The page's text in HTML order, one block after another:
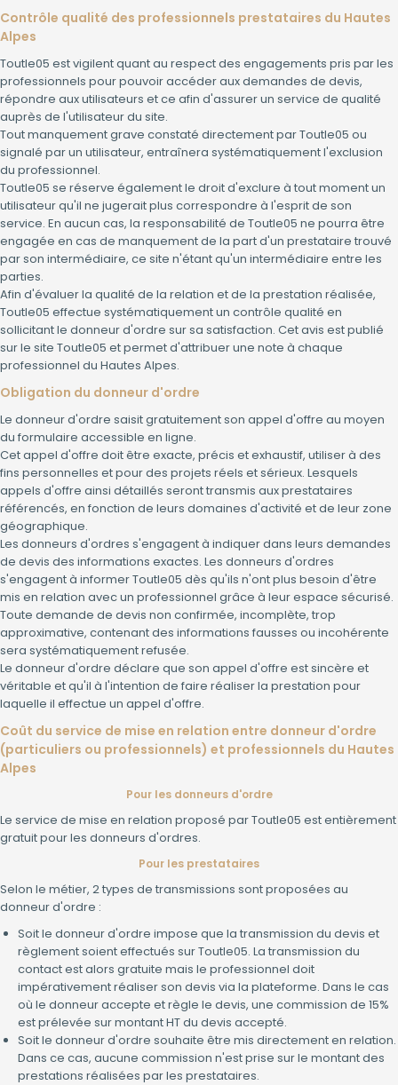
Contrôle qualité des professionnels prestataires du Hautes
Alpes
Toutle05 est vigilent quant au respect des engagements pris par les
professionnels pour pouvoir accéder aux demandes de devis,
répondre aux utilisateurs et ce afin d'assurer un service de qualité
auprès de l'utilisateur du site.
Tout manquement grave constaté directement par Toutle05 ou
signalé par un utilisateur, entraînera systématiquement l'exclusion
du professionnel.
Toutle05 se réserve également le droit d'exclure à tout moment un
utilisateur qu'il ne jugerait plus correspondre à l'esprit de son
service. En aucun cas, la responsabilité de Toutle05 ne pourra être
engagée en cas de manquement de la part d'un prestataire trouvé
par son intermédiaire, ce site n'étant qu'un intermédiaire entre les
parties.
Afin d'évaluer la qualité de la relation et de la prestation réalisée,
Toutle05 effectue systématiquement un contrôle qualité en
sollicitant le donneur d'ordre sur sa satisfaction. Cet avis est publié
sur le site Toutle05 et permet d'attribuer une note à chaque
professionnel du Hautes Alpes.
Obligation du donneur d'ordre
Le donneur d'ordre saisit gratuitement son appel d'offre au moyen
du formulaire accessible en ligne.
Cet appel d'offre doit être exacte, précis et exhaustif, utiliser à des
fins personnelles et pour des projets réels et sérieux. Lesquels
appels d'offre ainsi détaillés seront transmis aux prestataires
référencés, en fonction de leurs domaines d'activité et de leur zone
géographique.
Les donneurs d'ordres s'engagent à indiquer dans leurs demandes
de devis des informations exactes. Les donneurs d'ordres
s'engagent à informer Toutle05 dès qu'ils n'ont plus besoin d'être
mis en relation avec un professionnel grâce à leur espace sécurisé.
Toute demande de devis non confirmée, incomplète, trop
approximative, contenant des informations fausses ou incohérente
sera systématiquement refusée.
Le donneur d'ordre déclare que son appel d'offre est sincère et
véritable et qu'il à l'intention de faire réaliser la prestation pour
laquelle il effectue un appel d'offre.
Coût du service de mise en relation entre donneur d'ordre
(particuliers ou professionnels) et professionnels du Hautes
Alpes
Pour les donneurs d'ordre
Le service de mise en relation proposé par Toutle05 est entièrement
gratuit pour les donneurs d'ordres.
Pour les prestataires
Selon le métier, 2 types de transmissions sont proposées au
donneur d'ordre :
Soit le donneur d'ordre impose que la transmission du devis et
règlement soient effectués sur Toutle05. La transmission du
contact est alors gratuite mais le professionnel doit
impérativement réaliser son devis via la plateforme. Dans le cas
où le donneur accepte et règle le devis, une commission de 15%
est prélevée sur montant HT du devis accepté.
Soit le donneur d'ordre souhaite être mis directement en relation.
Dans ce cas, aucune commission n'est prise sur le montant des
prestations réalisées par les prestataires.